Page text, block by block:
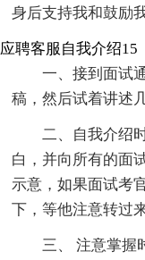
身后支持我和鼓励
应聘客服自我介绍15
一、接到面试
稿，然后试着讲述
二、自我介绍
白，并向所有的面
示意，如果面试考
下，等他注意转过
三、 注意掌握